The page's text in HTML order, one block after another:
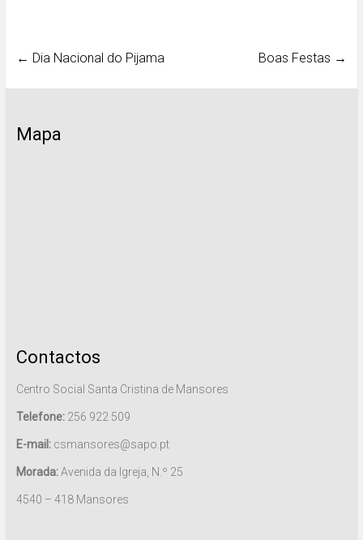
← Dia Nacional do Pijama Boas Festas →
Mapa
Contactos
Centro Social Santa Cristina de Mansores
Telefone:256 922 509
E-mail:csmansores@sapo.pt
Morada:Avenida da Igreja, N.º 25
4540 – 418 Mansores